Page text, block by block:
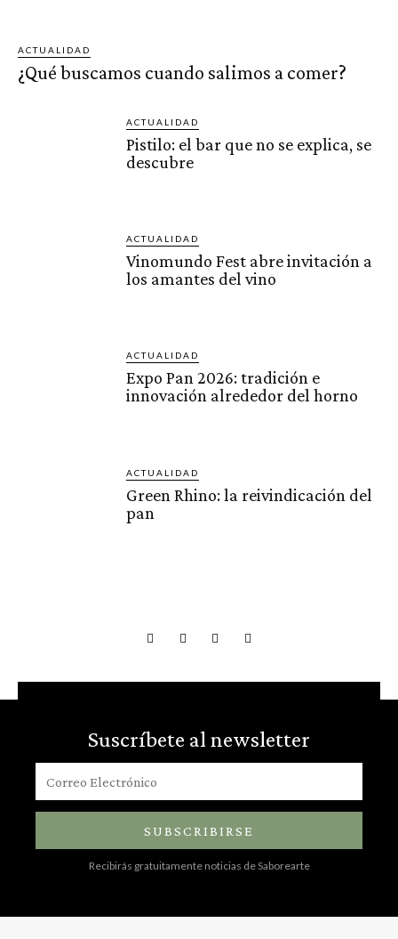
ACTUALIDAD
¿Qué buscamos cuando salimos a comer?
ACTUALIDAD
Pistilo: el bar que no se explica, se
descubre
ACTUALIDAD
Vinomundo Fest abre invitación a
los amantes del vino
ACTUALIDAD
Expo Pan 2026: tradición e
innovación alrededor del horno
ACTUALIDAD
Green Rhino: la reivindicación del
pan
Suscríbete al newsletter
SUBSCRIBIRSE
Recibirás gratuitamente noticias de Saborearte